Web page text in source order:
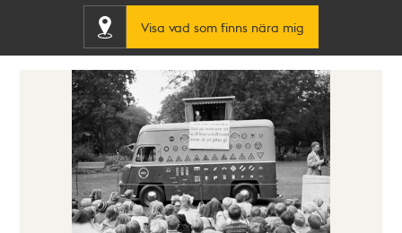
Visa vad som finns nära mig